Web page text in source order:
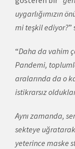
uygarlığımızın
mi teşkil ediyor?”
“Daha da vahim
Pandemi,
aralarında da o
istikrarsız
Aynı zamanda,
sekteye
yeterince maske